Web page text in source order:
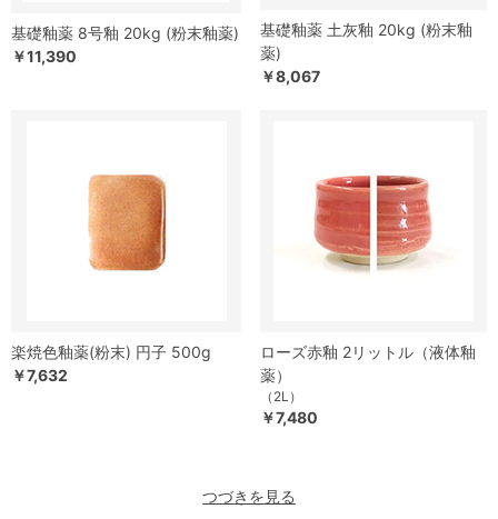
基礎釉薬 8号釉 20kg (粉末釉薬)
￥11,390
基礎釉薬 土灰釉 20kg (粉末釉
薬)
￥8,067
楽焼色釉薬(粉末) 円子 500g
￥7,632
ローズ赤釉 2リットル（液体釉
薬）
（2L）
￥7,480
つづきを見る